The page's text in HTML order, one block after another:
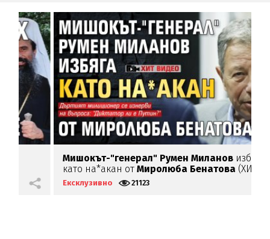
Мишокът-"генерал" Румен Милановизбяга
като на*акан отМиролюба Бенатова(ХИТ
ВИДЕО)
Ексклузивно 21123